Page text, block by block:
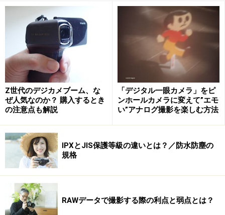
Z世代のデジカメブーム、な
ぜ人気なのか？ 購入するとき
の注意点も解説
「デジタル一眼カメラ」をピ
ンホールカメラに変えて”エモ
い”アナログ撮影を楽しむ方法
IPXとJIS保護等級の違いとは？／防水防塵の
規格
RAWデータで撮影する際の利点と弱点とは？